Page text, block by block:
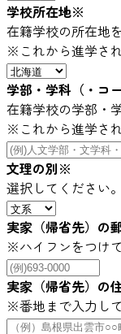
学校所在地※
在籍学校の所在地
※これから進学さ
学部・学科（・コー
在籍学校の学部・
※これから進学さ
文理の別※
選択してください。
実家（帰省先）の
※ハイフンをつけ
実家（帰省先）の
※番地まで入力し